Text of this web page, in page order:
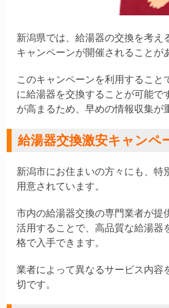
新潟県では、給湯器の交換を考え
キャンペーンが開催されることが
このキャンペーンを利用すること
に給湯器を交換することが可能で
が高まるため、早めの情報収集が
給湯器交換激安キャン
新潟市にお住まいの方々にも、特
用意されています。
市内の給湯器交換の専門業者が提
活用することで、高品質な給湯器
格で入手できます。
業者によって異なるサービス内容
切です。